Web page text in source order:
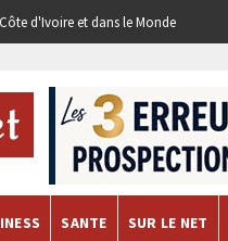
d'Ivoire et dans le Monde
SANTE SUR LE NET